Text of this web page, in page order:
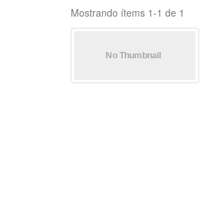
Mostrando ítems 1-1 de 1